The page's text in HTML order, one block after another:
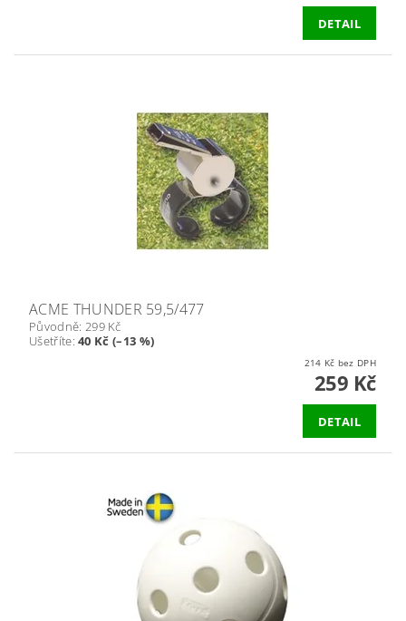
DETAIL
ACME THUNDER 59,5/477
Původně: 299 Kč
Ušetříte:40 Kč (–13 %)
214 Kč bez DPH
259 Kč
DETAIL